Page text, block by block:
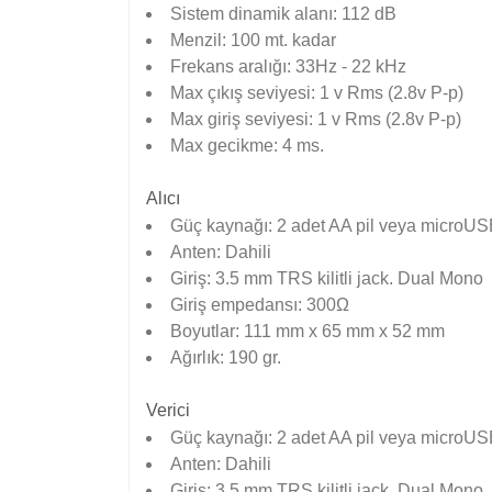
Sistem dinamik alanı: 112 dB
Menzil: 100 mt. kadar
Frekans aralığı: 33Hz - 22 kHz
Max çıkış seviyesi: 1 v Rms (2.8v P-p)
Max giriş seviyesi: 1 v Rms (2.8v P-p)
Max gecikme: 4 ms.
Alıcı
Güç kaynağı: 2 adet AA pil veya
Anten: Dahili
Giriş: 3.5 mm TRS kilitli jack. Dual Mono
Giriş empedansı: 300Ω
Boyutlar: 111 mm x 65 mm x 52 mm
Ağırlık: 190 gr.
Verici
Güç kaynağı: 2 adet AA pil veya
Anten: Dahili